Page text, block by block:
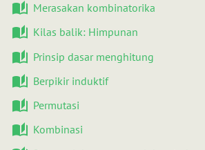
Merasakan kombinatorika
Kilas balik: Himpunan
Prinsip dasar menghitung
Berpikir induktif
Permutasi
Kombinasi